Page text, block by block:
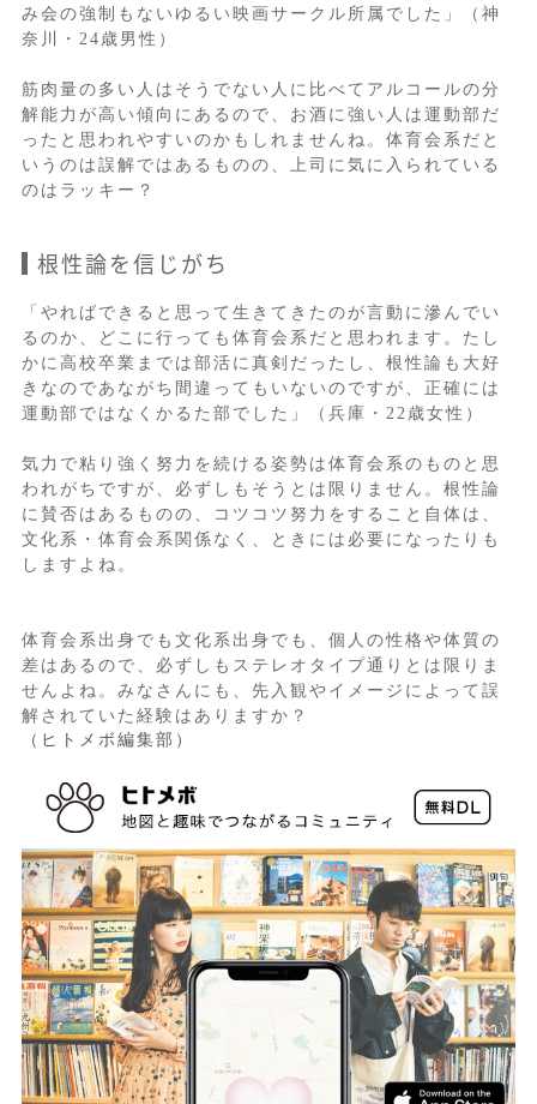
み会の強制もないゆるい映画サークル所属でした」（神
奈川・24歳男性）
筋肉量の多い人はそうでない人に比べてアルコールの分
解能力が高い傾向にあるので、お酒に強い人は運動部だ
ったと思われやすいのかもしれませんね。体育会系だと
いうのは誤解ではあるものの、上司に気に入られている
のはラッキー？
根性論を信じがち
「やればできると思って生きてきたのが言動に滲んでい
るのか、どこに行っても体育会系だと思われます。たし
かに高校卒業までは部活に真剣だったし、根性論も大好
きなのであながち間違ってもいないのですが、正確には
運動部ではなくかるた部でした」（兵庫・22歳女性）
気力で粘り強く努力を続ける姿勢は体育会系のものと思
われがちですが、必ずしもそうとは限りません。根性論
に賛否はあるものの、コツコツ努力をすること自体は、
文化系・体育会系関係なく、ときには必要になったりも
しますよね。
体育会系出身でも文化系出身でも、個人の性格や体質の
差はあるので、必ずしもステレオタイプ通りとは限りま
せんよね。みなさんにも、先入観やイメージによって誤
解されていた経験はありますか？
（ヒトメボ編集部）